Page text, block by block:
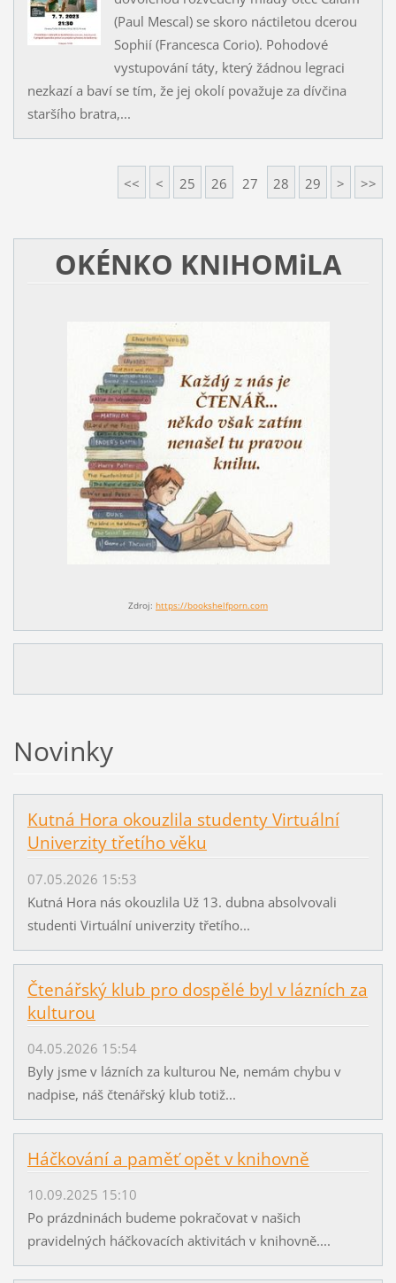
(Paul Mescal) se skoro náctiletou dcerou
Sophií (Francesca Corio). Pohodové
vystupování táty, který žádnou legraci
nezkazí a baví se tím, že jej okolí považuje za dívčina
staršího bratra,...
<< < 25 26 27 28 29 > >>
OKÉNKO KNIHOMiLA
Zdroj: https://bookshelfporn.com
Novinky
Kutná Hora okouzlila studenty Virtuální
Univerzity třetího věku
07.05.2026 15:53
Kutná Hora nás okouzlila Už 13. dubna absolvovali
studenti Virtuální univerzity třetího...
Čtenářský klub pro dospělé byl v lázních za
kulturou
04.05.2026 15:54
Byly jsme v lázních za kulturou Ne, nemám chybu v
nadpise, náš čtenářský klub totiž...
Háčkování a paměť opět v knihovně
10.09.2025 15:10
Po prázdninách budeme pokračovat v našich
pravidelných háčkovacích aktivitách v knihovně....